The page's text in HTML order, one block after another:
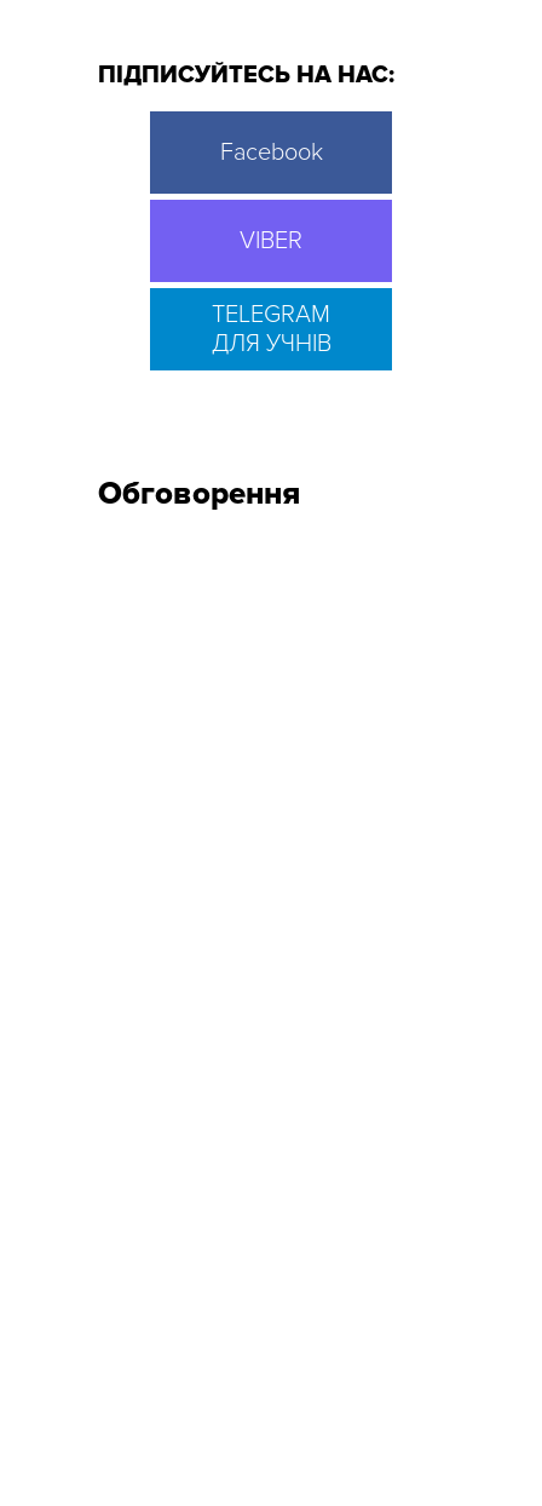
ПІДПИСУЙТЕСЬ НА НАС:
Facebook
VIBER
TELEGRAM
ДЛЯ УЧНІВ
Обговорення